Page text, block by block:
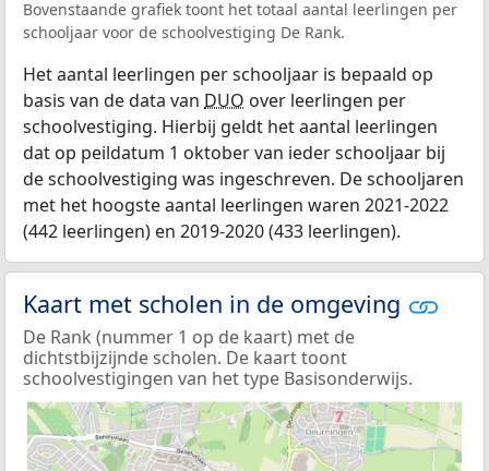
Bovenstaande grafiek toont het totaal aantal leerlingen per
schooljaar voor de schoolvestiging De Rank.
Het aantal leerlingen per schooljaar is bepaald op
basis van de data van DUO over leerlingen per
schoolvestiging. Hierbij geldt het aantal leerlingen
dat op peildatum 1 oktober van ieder schooljaar bij
de schoolvestiging was ingeschreven. De schooljaren
met het hoogste aantal leerlingen waren 2021-2022
(442 leerlingen) en 2019-2020 (433 leerlingen).
Kaart met scholen in de omgeving
De Rank (nummer 1 op de kaart) met de
dichtstbijzijnde scholen. De kaart toont
schoolvestigingen van het type Basisonderwijs.